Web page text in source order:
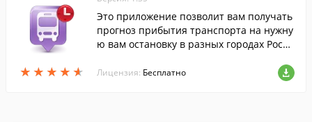
★ ★ ★ ★ ★
★ ★ ★ ★ ★
Это приложение позволит вам получать
прогноз прибытия транспорта на нужну
ю вам остановку в разных городах Росси
Лицензия: Бесплатно